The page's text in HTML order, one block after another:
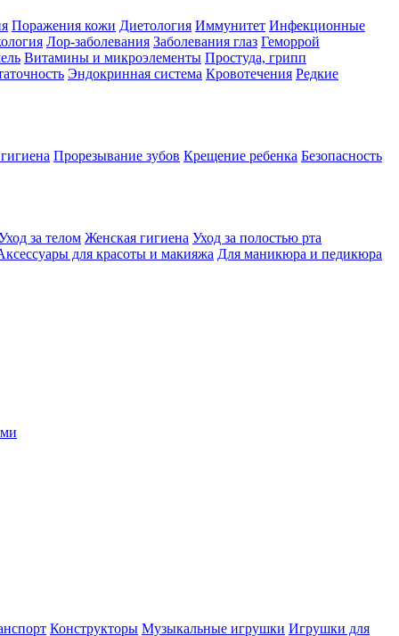
Поражения кожи Диетология Иммунитет Инфекционные
Лор-заболевания Заболевания глаз Геморрой
Витамины и микроэлементы Простуда, грипп
Эндокринная система Кровотечения Редкие
Прорезывание зубов Крещение ребенка Безопасность
за телом Женская гигиена Уход за полостью рта
для красоты и макияжа Для маникюра и педикюра
Конструкторы Музыкальные игрушки Игрушки для